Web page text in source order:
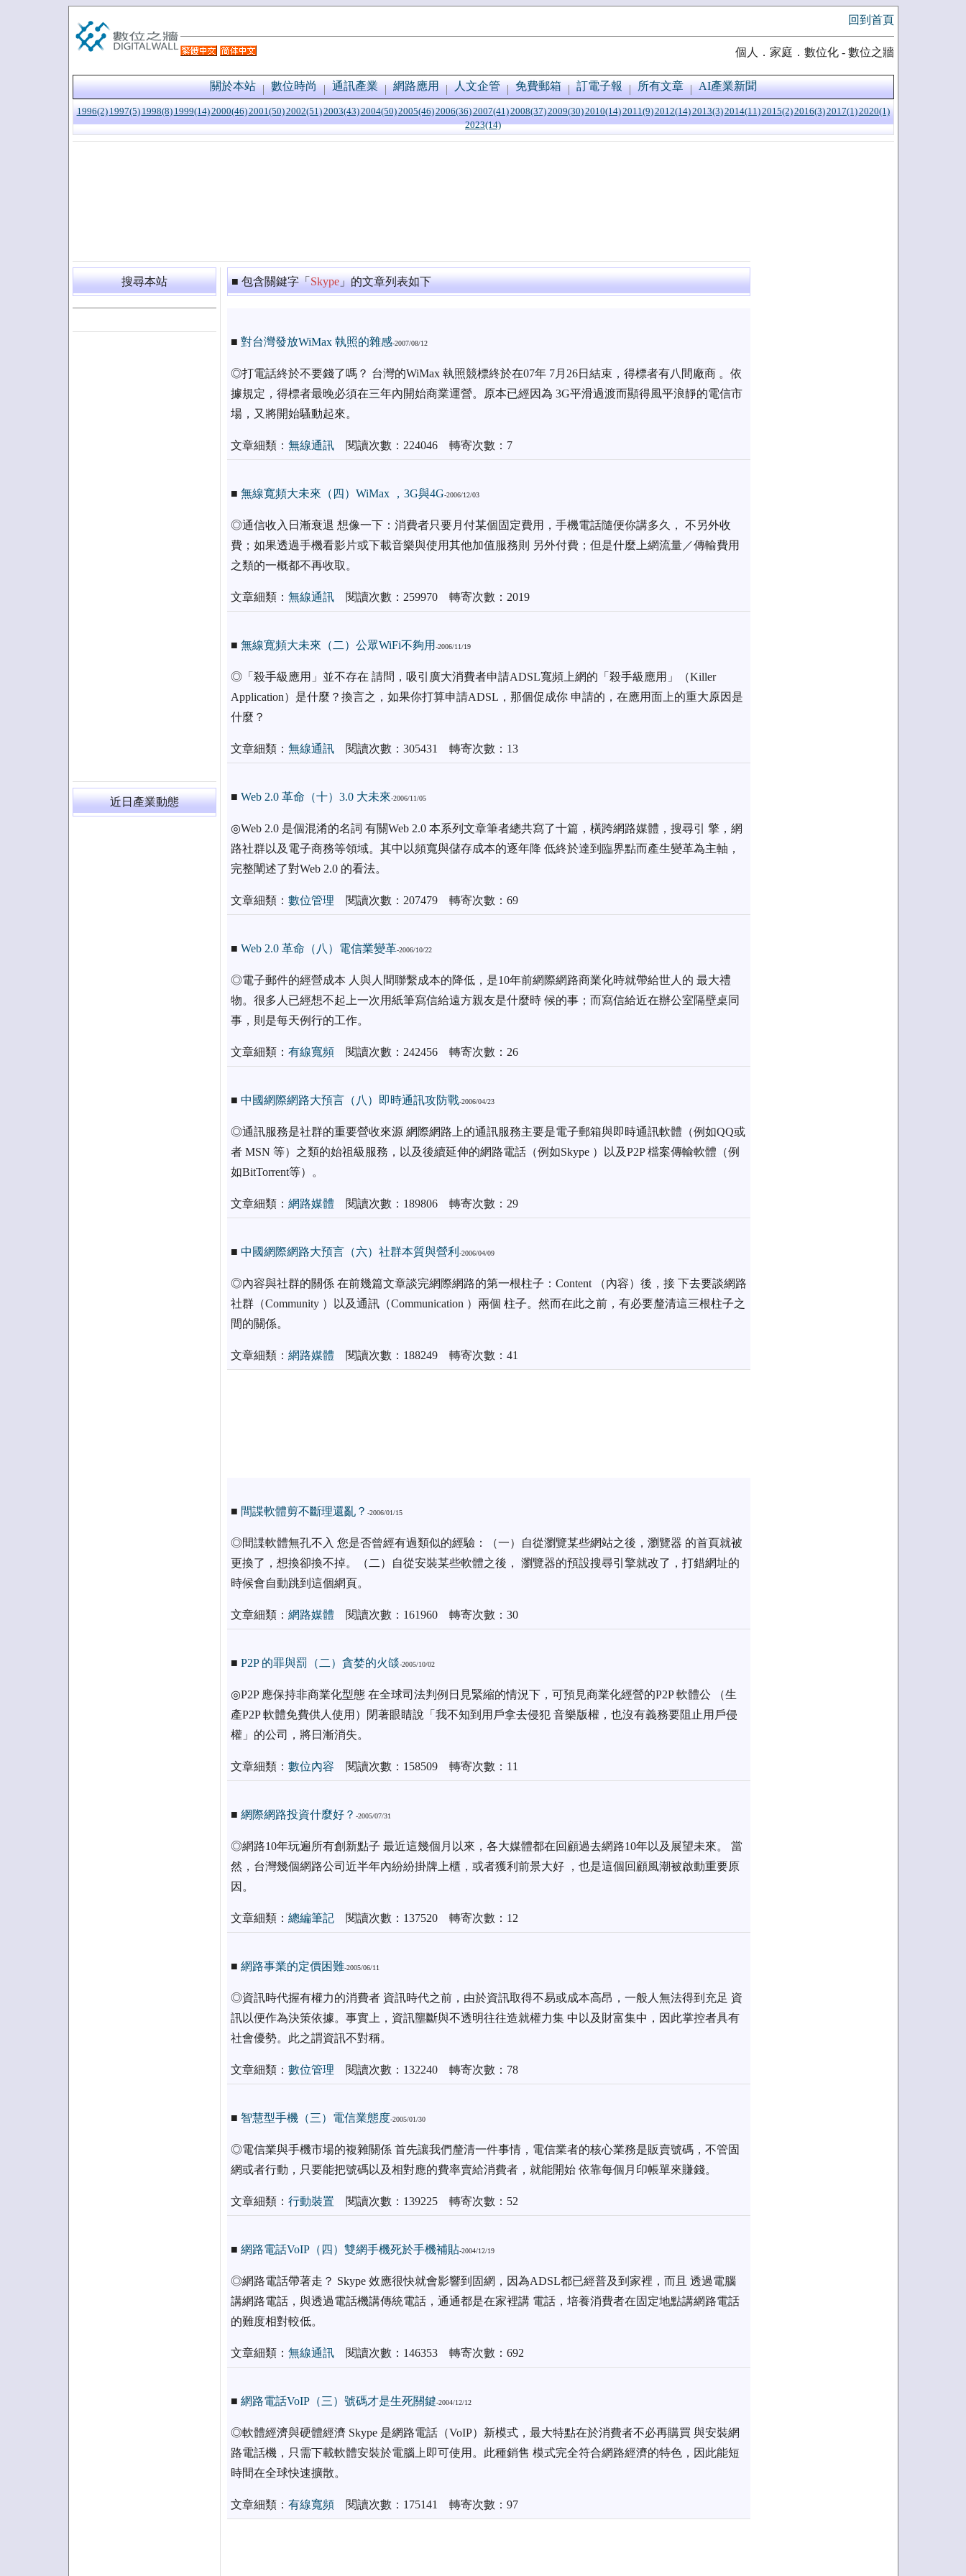
回到首頁
個人．家庭．數位化 - 數位之牆
關於本站 數位時尚 通訊產業 網路應用 人文企管 免費郵箱 訂電子報 所有文章 AI產業新聞
1996(2) 1997(5) 1998(8) 1999(14)2000(46)2001(50)2002(51)2003(43)2004(50)2005(46)2006(36)2007(41)2008(37)2009(30)2010(14)2011(9)2012(14)2013(3)2014(11)2015(2)2016(3)2017(1)2020(1)
2023(14)
搜尋本站
近日產業動態
■ 包含關鍵字「Skype」的文章列表如下
■ 對台灣發放WiMax 執照的雜感-2007/08/12
◎打電話終於不要錢了嗎？ 台灣的WiMax 執照競標終於在07年 7月26日結束，得標者有八間廠商 。依
據規定，得標者最晚必須在三年內開始商業運營。原本已經因為 3G平滑過渡而顯得風平浪靜的電信市
場，又將開始騷動起來。
文章細類： 無線通訊閱讀次數：224046 轉寄次數：7
■ 無線寬頻大未來（四）WiMax ，3G與4G-2006/12/03
◎通信收入日漸衰退 想像一下：消費者只要月付某個固定費用，手機電話隨便你講多久， 不另外收
費；如果透過手機看影片或下載音樂與使用其他加值服務則 另外付費；但是什麼上網流量／傳輸費用
之類的一概都不再收取。
文章細類： 無線通訊閱讀次數：259970 轉寄次數：2019
■ 無線寬頻大未來（二）公眾WiFi不夠用 -2006/11/19
◎「殺手級應用」並不存在 請問，吸引廣大消費者申請ADSL寬頻上網的「殺手級應用」（Killer
Application）是什麼？換言之，如果你打算申請ADSL，那個促成你 申請的，在應用面上的重大原因是
什麼？
文章細類： 無線通訊閱讀次數：305431 轉寄次數：13
■ Web 2.0 革命（十）3.0 大未來-2006/11/05
◎Web 2.0 是個混淆的名詞 有關Web 2.0 本系列文章筆者總共寫了十篇，橫跨網路媒體，搜尋引 擎，網
路社群以及電子商務等領域。其中以頻寬與儲存成本的逐年降 低終於達到臨界點而產生變革為主軸，
完整闡述了對Web 2.0 的看法。
文章細類： 數位管理 閱讀次數：207479 轉寄次數：69
■ Web 2.0 革命（八）電信業變革-2006/10/22
◎電子郵件的經營成本 人與人間聯繫成本的降低，是10年前網際網路商業化時就帶給世人的 最大禮
物。很多人已經想不起上一次用紙筆寫信給遠方親友是什麼時 候的事；而寫信給近在辦公室隔壁桌同
事，則是每天例行的工作。
文章細類： 有線寬頻閱讀次數：242456 轉寄次數：26
■ 中國網際網路大預言（八）即時通訊攻防戰-2006/04/23
◎通訊服務是社群的重要營收來源 網際網路上的通訊服務主要是電子郵箱與即時通訊軟體（例如QQ或
者 MSN 等）之類的始祖級服務，以及後續延伸的網路電話（例如Skype ）以及P2P 檔案傳輸軟體（例
如BitTorrent等）。
文章細類： 網路媒體 閱讀次數：189806 轉寄次數：29
■ 中國網際網路大預言（六）社群本質與營利 -2006/04/09
◎內容與社群的關係 在前幾篇文章談完網際網路的第一根柱子：Content （內容）後，接 下去要談網路
社群（Community ）以及通訊（Communication ）兩個 柱子。然而在此之前，有必要釐清這三根柱子之
間的關係。
文章細類： 網路媒體 閱讀次數：188249 轉寄次數：41
■ 間諜軟體剪不斷理還亂？ -2006/01/15
◎間諜軟體無孔不入 您是否曾經有過類似的經驗：（一）自從瀏覽某些網站之後，瀏覽器 的首頁就被
更換了，想換卻換不掉。（二）自從安裝某些軟體之後， 瀏覽器的預設搜尋引擎就改了，打錯網址的
時候會自動跳到這個網頁。
文章細類： 網路媒體 閱讀次數：161960 轉寄次數：30
■ P2P 的罪與罰（二）貪婪的火燄-2005/10/02
◎P2P 應保持非商業化型態 在全球司法判例日見緊縮的情況下，可預見商業化經營的P2P 軟體公 （生
產P2P 軟體免費供人使用）閉著眼睛說「我不知到用戶拿去侵犯 音樂版權，也沒有義務要阻止用戶侵
權」的公司，將日漸消失。
文章細類： 數位內容 閱讀次數：158509 轉寄次數：11
■ 網際網路投資什麼好？ -2005/07/31
◎網路10年玩遍所有創新點子 最近這幾個月以來，各大媒體都在回顧過去網路10年以及展望未來。 當
然，台灣幾個網路公司近半年內紛紛掛牌上櫃，或者獲利前景大好 ，也是這個回顧風潮被啟動重要原
因。
文章細類： 總編筆記閱讀次數：137520 轉寄次數：12
■ 網路事業的定價困難-2005/06/11
◎資訊時代握有權力的消費者 資訊時代之前，由於資訊取得不易或成本高昂，一般人無法得到充足 資
訊以便作為決策依據。事實上，資訊壟斷與不透明往往造就權力集 中以及財富集中，因此掌控者具有
社會優勢。此之謂資訊不對稱。
文章細類： 數位管理 閱讀次數：132240 轉寄次數：78
■ 智慧型手機（三）電信業態度-2005/01/30
◎電信業與手機市場的複雜關係 首先讓我們釐清一件事情，電信業者的核心業務是販賣號碼，不管固
網或者行動，只要能把號碼以及相對應的費率賣給消費者，就能開始 依靠每個月印帳單來賺錢。
文章細類： 行動裝置 閱讀次數：139225 轉寄次數：52
■ 網路電話VoIP（四）雙網手機死於手機補貼-2004/12/19
◎網路電話帶著走？ Skype 效應很快就會影響到固網，因為ADSL都已經普及到家裡，而且 透過電腦
講網路電話，與透過電話機講傳統電話，通通都是在家裡講 電話，培養消費者在固定地點講網路電話
的難度相對較低。
文章細類： 無線通訊閱讀次數：146353 轉寄次數：692
■ 網路電話VoIP（三）號碼才是生死關鍵-2004/12/12
◎軟體經濟與硬體經濟 Skype 是網路電話（VoIP）新模式，最大特點在於消費者不必再購買 與安裝網
路電話機，只需下載軟體安裝於電腦上即可使用。此種銷售 模式完全符合網路經濟的特色，因此能短
時間在全球快速擴散。
文章細類： 有線寬頻閱讀次數：175141 轉寄次數：97